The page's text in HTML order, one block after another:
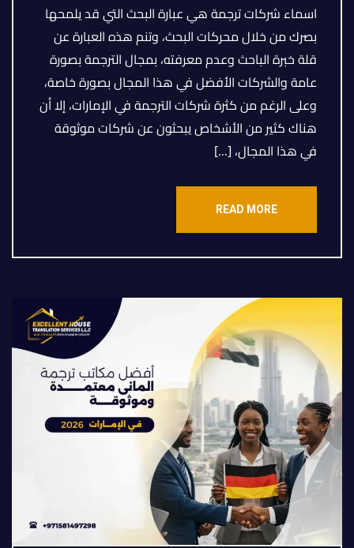
اسماء شركات ترجمة هي عبارة البحث التي قد يلمحها
بصرك من خلال محركات البحث، وتنم هذه العبارة عن
قلة خبرة الباحث وعدم معرفته، بمجال الترجمة بصورة
عامة والشركات الأفضل في هذا المجال بصورة خاصة،
وعلى الرغم من كثرة شركات الترجمة في الإمارات، إلا أن
هناك كثير من الأشخاص يبحثون عن شركات موثوقة
في هذا المجال، […]
READ MORE